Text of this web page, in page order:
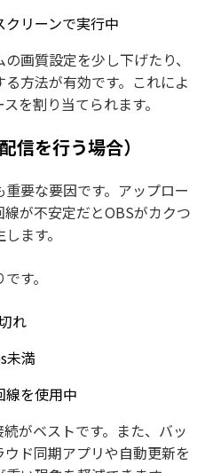
リーンで実行中
画質設定を少し下げたり、
方法が有効です。これによ
を割り当てられます。
信を行う場合）
要な要因です。アップロー
が不安定だとOBSがカクつ
ます。
す。
れ
未満
線を使用中
がベストです。また、バッ
ド同期アプリや自動更新を